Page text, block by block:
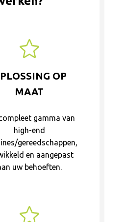
OP
MAAT
gamma van
high-end
gereedschappen,
en aangepast
uw behoeften.